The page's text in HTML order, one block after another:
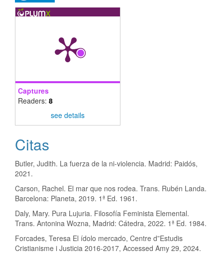
Captures
Readers: 8
see details
Citas
Butler, Judith. La fuerza de la ni-violencia. Madrid: Paidós,
2021.
Carson, Rachel. El mar que nos rodea. Trans. Rubén Landa.
Barcelona: Planeta, 2019. 1ª Ed. 1961.
Daly, Mary. Pura Lujuria. Filosofía Feminista Elemental.
Trans. Antonina Wozna, Madrid: Cátedra, 2022. 1ª Ed. 1984.
Forcades, Teresa El ídolo mercado, Centre d”Estudis
Cristianisme i Justicia 2016-2017, Accessed Amy 29, 2024.